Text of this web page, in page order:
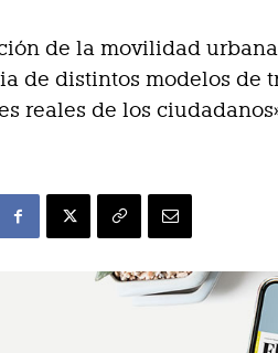
de la movilidad
de distintos modelos de
reales de los